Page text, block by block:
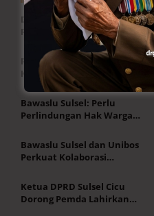
Dukung Program Mulia,
Perumda Air Minum
Makassar Gencarkan
Transaksi QRIS
Pemilu-Pilkada Inklusif, KPU
Kolaborasi-Sinergi PPDI
Makassar
Bawaslu Sulsel: Perlu
Perlindungan Hak Warga
Parpol
Bawaslu Sulsel dan Unibos
Perkuat Kolaborasi
MoU
Ketua DPRD Sulsel Cicu
Dorong Pemda Lahirkan